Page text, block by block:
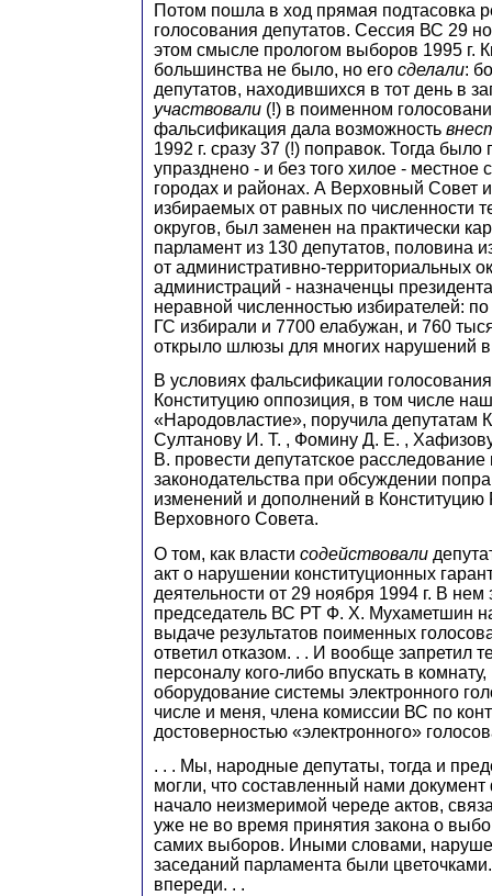
Потом пошла в ход прямая подтасовка
голосования депутатов. Сессия ВС 29
этом смысле прологом выборов 1995 г.
большинства не было, но его сделали:
депутатов, находившихся в тот день в
участвовали (!) в поименном
фальсификация дала возможность
1992 г. сразу 37 (!) поправок. Тогда было
упразднено - и без того хилое - местное
городах и районах. А Верховный Совет
избираемых от равных по численности
округов, был заменен на практически
парламент из 130 депутатов, половина
от административно-территориальных
администраций - назначенцы
неравной численностью избирателей:
ГС избирали и 7700 елабужан, и 760
открыло шлюзы для многих нарушений в
В условиях фальсификации
Конституцию оппозиция, в том числе
«Народовластие», поручила депутатам
Султанову И. Т. , Фомину Д. Е. ,
В. провести депутатское
законодательства при обсуждении
изменений и дополнений в
Верховного Совета.
О том, как власти содействовали
акт о нарушении конституционных
деятельности от 29 ноября 1994 г. В
председатель ВС РТ Ф. Х. Мухаметшин
выдаче результатов поименных
ответил отказом. . . И вообще запретил
персоналу кого-либо впускать в комнату,
оборудование системы электронного
числе и меня, члена комиссии ВС по
достоверностью «электронного»
. . . Мы, народные депутаты, тогда и
могли, что составленный нами
начало неизмеримой череде актов,
уже не во время принятия закона о
самих выборов. Иными словами,
заседаний парламента были
впереди. . .